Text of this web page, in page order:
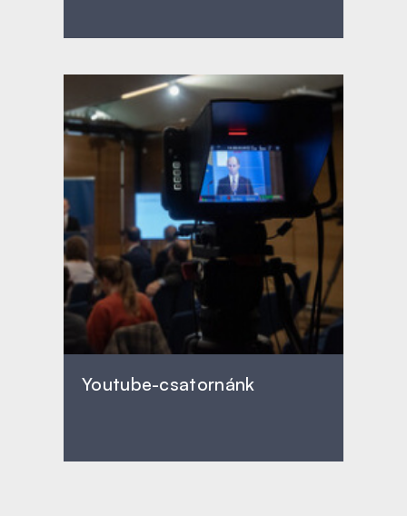
Youtube-csatornánk